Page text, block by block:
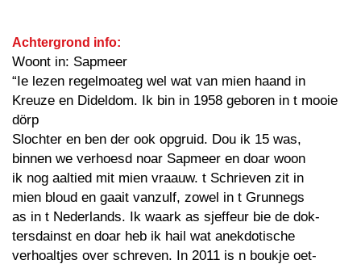
Achtergrond info:
Woont in: Sapmeer
“Ie lezen regelmoateg wel wat van mien haand in
Kreuze en Dideldom. Ik bin in 1958 geboren in t mooie
dörp
Slochter en ben der ook opgruid. Dou ik 15 was,
binnen we verhoesd noar Sapmeer en doar woon
ik nog aaltied mit mien vraauw. t Schrieven zit in
mien bloud en gaait vanzulf, zowel in t Grunnegs
as in t Nederlands. Ik waark as sjeffeur bie de dok-
tersdainst en doar heb ik hail wat anekdotische
verhoaltjes over schreven. In 2011 is n boukje oet-